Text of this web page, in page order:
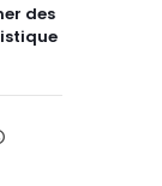
des